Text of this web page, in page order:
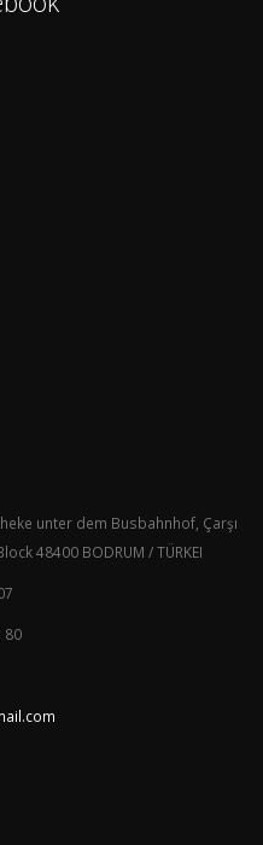
unter dem Busbahnhof, Çarşı
48400 BODRUM / TÜRKEI
80